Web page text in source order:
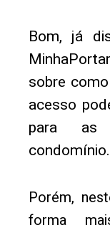
Bom, já
sobre
acesso
para as
condomínio.
Porém,
forma